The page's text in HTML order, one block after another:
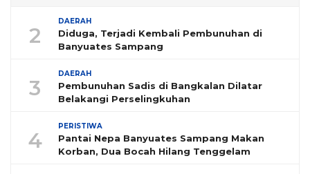
2
DAERAH
Diduga, Terjadi Kembali Pembunuhan di
Banyuates Sampang
3
DAERAH
Pembunuhan Sadis di Bangkalan Dilatar
Belakangi Perselingkuhan
4
PERISTIWA
Pantai Nepa Banyuates Sampang Makan
Korban, Dua Bocah Hilang Tenggelam